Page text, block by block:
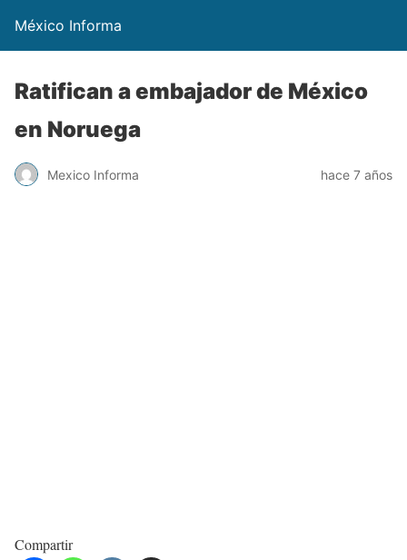
México Informa
Ratifican a embajador de México
en Noruega
Mexico Informa hace 7 años
Compartir